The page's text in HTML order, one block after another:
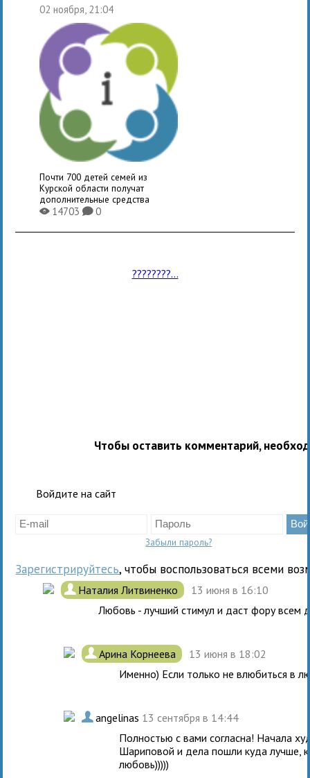
02 ноября, 21:04
Почти 700 детей семей из
Курской области получат
дополнительные средства
X14703K0
????????...
Чтобы оставить комментарий,
Войдите на сайт
Забыли пароль?
Зарегистрируйтесь, чтобы воспользоваться всеми
. Наталия Литвиненко
13 июня в 16:10
Любовь - лучший стимул и даст фору всем
. Арина Корнеева
13 июня в 18:02
Именно) Если только не влюбиться в
. angelinas 13 сентября в 14:44
Полностью с вами согласна! Начала
Шариповой и дела пошли куда лучше,
любовь)))))